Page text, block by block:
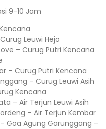
9-10 Jam
Leuwi Hejo
– Curug Putri Kencana
– Curug Putri Kencana
– Curug Leuwi Asih
Kencana
– Air Terjun Leuwi Asih
– Air Terjun Kembar
Goa Agung Garunggang –